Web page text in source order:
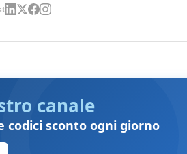
canale
codici sconto ogni giorno